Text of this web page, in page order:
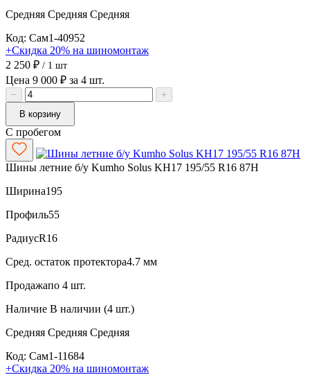
Средняя Средняя Средняя
Код: Сам1-40952
+Скидка 20% на шиномонтаж
2 250 ₽ / 1 шт
Цена 9 000 ₽ за 4 шт.
−
+
В корзину
С пробегом
Шины летние б/у Kumho Solus KH17 195/55 R16 87H
Ширина195
Профиль55
РадиусR16
Сред. остаток протектора4.7 мм
Продажапо 4 шт.
Наличие В наличии (4 шт.)
Средняя Средняя Средняя
Код: Сам1-11684
+Скидка 20% на шиномонтаж